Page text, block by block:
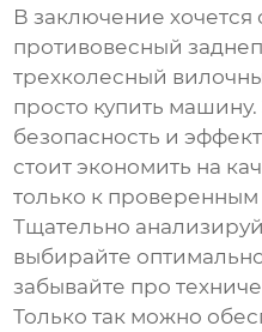
В заключение хочется
противовесный
трехколесный
просто купить
безопасность и
стоит экономить на
только к
Тщательно
выбирайте
забывайте про
Только так можно